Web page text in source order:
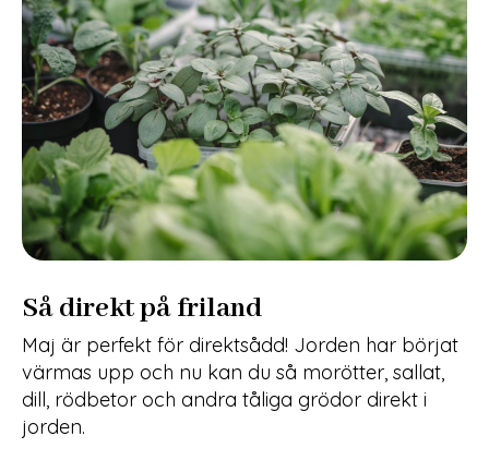
Så direkt på friland
Maj är perfekt för direktsådd! Jorden har börjat
värmas upp och nu kan du så morötter, sallat,
dill, rödbetor och andra tåliga grödor direkt i
jorden.